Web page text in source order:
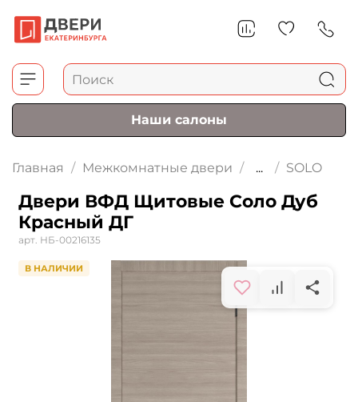
Наши салоны
Главная Межкомнатные двери ... SOLO
Двери ВФД Щитовые Соло Дуб
Красный ДГ
арт. НБ-00216135
В НАЛИЧИИ